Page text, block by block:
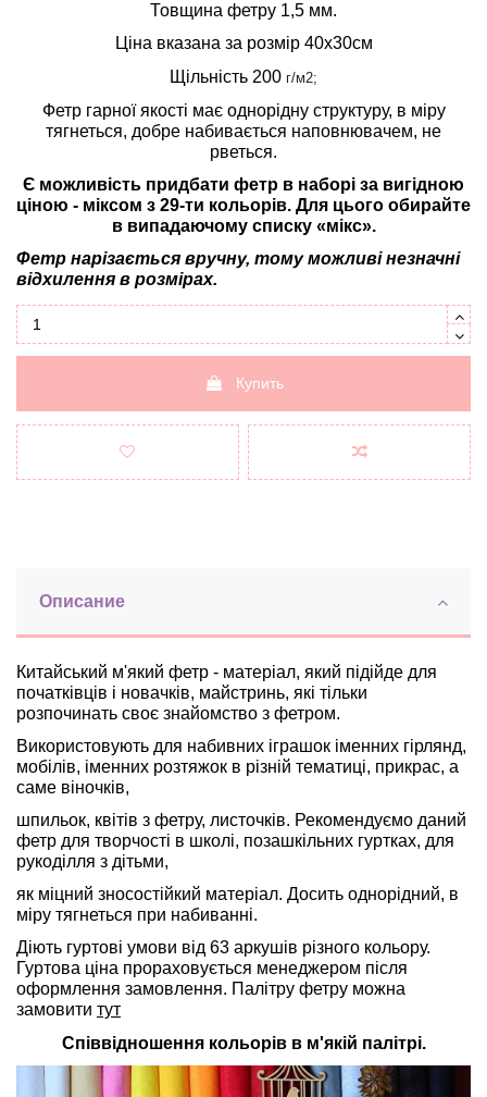
Товщина фетру 1,5 мм.
Ціна вказана за розмір 40х30см
Щільність 200 г/м2;
Фетр гарної якості має однорідну структуру, в міру
тягнеться, добре набивається наповнювачем, не
рветься.
Є можливість придбати фетр в наборі за вигідною
ціною - міксом з 29-ти кольорів. Для цього обирайте
в випадаючому списку «мікс».
Фетр нарізається вручну, тому можливі незначні
відхилення в розмірах.
Купить
Описание
Китайський м'який фетр - матеріал, який підійде для
початківців і новачків, майстринь, які тільки
розпочинать своє знайомство з фетром.
Використовують для набивних іграшок іменних гірлянд,
мобілів, іменних розтяжок в різній тематиці, прикрас, а
саме віночків,
шпильок, квітів з фетру, листочків. Рекомендуємо даний
фетр для творчості в школі, позашкільних гуртках, для
рукоділля з дітьми,
як міцний зносостійкий матеріал. Досить однорідний, в
міру тягнеться при набиванні.
Діють гуртові умови від 63 аркушів різного кольору.
Гуртова ціна прораховується менеджером після
оформлення замовлення. Палітру фетру можна
замовити тут
Співвідношення кольорів в м'якій палітрі.